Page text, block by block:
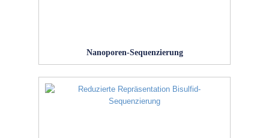
Nanoporen-Sequenzierung